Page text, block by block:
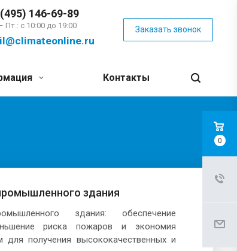
146-69-89
Пт.: с 10:00 до 19:00 Заказать звонок
Контакты
здания
здания: обеспечение
риска пожаров и экономия
для получения высококачественных и
0